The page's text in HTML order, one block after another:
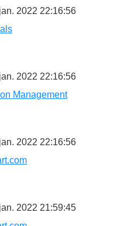
2022 22:16:56
2022 22:16:56
Management
2022 22:16:56
2022 21:59:45